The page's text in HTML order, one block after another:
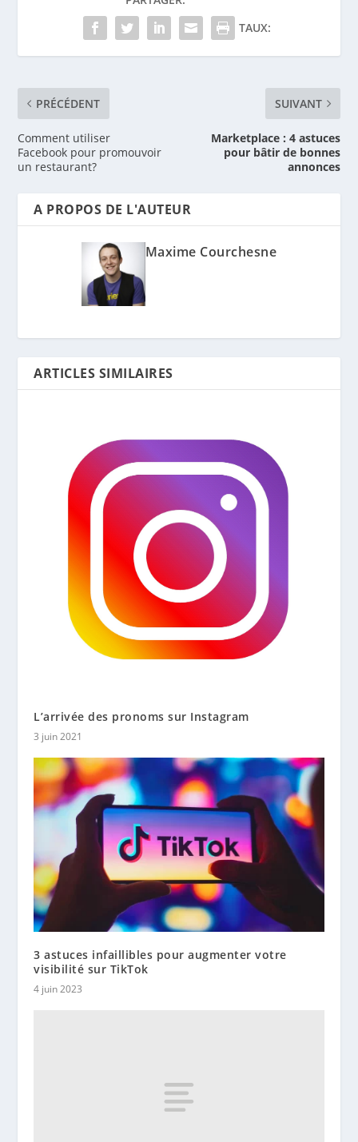
TAUX:
PRÉCÉDENT
Comment utiliser
Facebook pour promouvoir
un restaurant?
SUIVANT
Marketplace : 4 astuces
pour bâtir de bonnes
annonces
A PROPOS DE L'AUTEUR
Maxime Courchesne
ARTICLES SIMILAIRES
L’arrivée des pronoms sur Instagram
3 juin 2021
3 astuces infaillibles pour augmenter votre
visibilité sur TikTok
4 juin 2023